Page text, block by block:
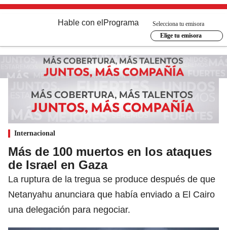
Hable con el Programa
Selecciona tu emisora
Elige tu emisora
Internacional
Más de 100 muertos en los ataques
de Israel en Gaza
La ruptura de la tregua se produce después de que
Netanyahu anunciara que había enviado a El Cairo
una delegación para negociar.